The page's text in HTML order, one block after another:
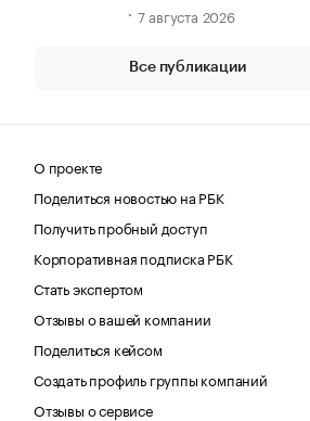
7 августа 2026
Все публикации
О проекте
Поделиться новостью на РБК
Получить пробный доступ
Корпоративная подписка РБК
Стать экспертом
Отзывы о вашей компании
Поделиться кейсом
Создать профиль группы компаний
Отзывы о сервисе